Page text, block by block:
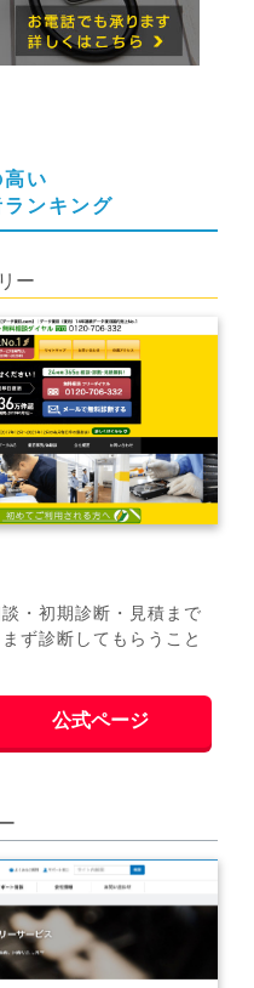
い
ンキング
ー
・初期診断・見積まで
ず診断してもらうこと
公式ページ